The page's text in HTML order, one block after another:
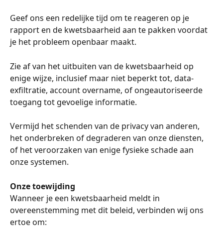
Geef ons een redelijke tijd om te reageren op je
rapport en de kwetsbaarheid aan te pakken voordat
je het probleem openbaar maakt.
Zie af van het uitbuiten van de kwetsbaarheid op
enige wijze, inclusief maar niet beperkt tot, data-
exfiltratie, account overname, of ongeautoriseerde
toegang tot gevoelige informatie.
Vermijd het schenden van de privacy van anderen,
het onderbreken of degraderen van onze diensten,
of het veroorzaken van enige fysieke schade aan
onze systemen.
Onze toewijding
Wanneer je een kwetsbaarheid meldt in
overeenstemming met dit beleid, verbinden wij ons
ertoe om: